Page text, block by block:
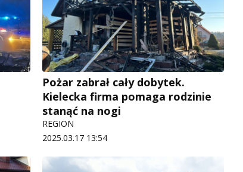
Pożar zabrał cały dobytek.
Kielecka firma pomaga rodzinie
stanąć na nogi
REGION
2025.03.17 13:54